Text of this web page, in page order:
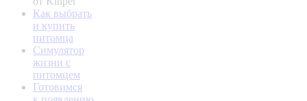
Как выбрать
и купить
питомца
Симулятор
жизни с
питомцем
Готовимся